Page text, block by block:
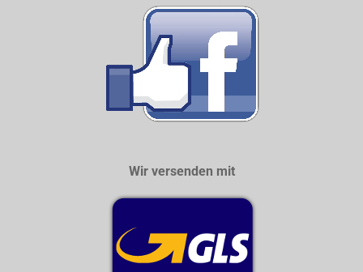
Wir versenden mit